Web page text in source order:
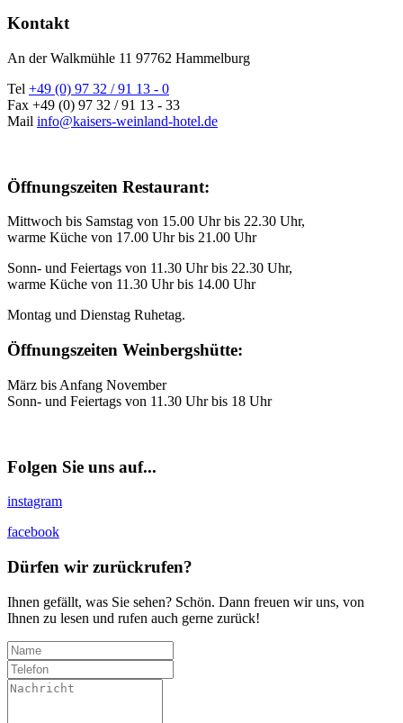
Kontakt
An der Walkmühle 11 97762 Hammelburg
Tel +49 (0) 97 32 / 91 13 - 0
Fax +49 (0) 97 32 / 91 13 - 33
Mail info@kaisers-weinland-hotel.de
Öffnungszeiten Restaurant:
Mittwoch bis Samstag von 15.00 Uhr bis 22.30 Uhr,
warme Küche von 17.00 Uhr bis 21.00 Uhr
Sonn- und Feiertags von 11.30 Uhr bis 22.30 Uhr,
warme Küche von 11.30 Uhr bis 14.00 Uhr
Montag und Dienstag Ruhetag.
Öffnungszeiten Weinbergshütte:
März bis Anfang November
Sonn- und Feiertags von 11.30 Uhr bis 18 Uhr
Folgen Sie uns auf...
instagram
facebook
Dürfen wir zurückrufen?
Ihnen gefällt, was Sie sehen? Schön. Dann freuen wir uns, von
Ihnen zu lesen und rufen auch gerne zurück!